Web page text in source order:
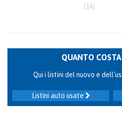
(14)
QUANTO
Qui i listini del nuovo e
Listini auto usate